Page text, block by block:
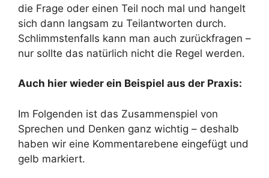
die Frage oder einen Teil noch mal und hangelt
sich dann langsam zu Teilantworten durch.
Schlimmstenfalls kann man auch zurückfragen –
nur sollte das natürlich nicht die Regel werden.
Auch hier wieder ein Beispiel aus der Praxis:
Im Folgenden ist das Zusammenspiel von
Sprechen und Denken ganz wichtig – deshalb
haben wir eine Kommentarebene eingefügt und
gelb markiert.